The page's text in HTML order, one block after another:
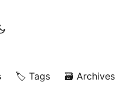
🏷️ Tags 🗃️ Archives